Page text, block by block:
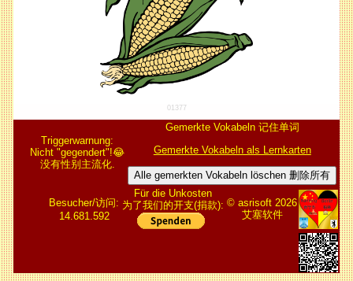
01377
Triggerwarnung:
Nicht "gegendert"!😂
没有性别主流化.
Gemerkte Vokabeln 记住单词
Gemerkte Vokabeln als Lernkarten
Alle gemerkten Vokabeln löschen 删除所有
Besucher/访问:
14.681.592
Für die Unkosten
为了我们的开支(捐款): © asrisoft 2026
艾塞软件